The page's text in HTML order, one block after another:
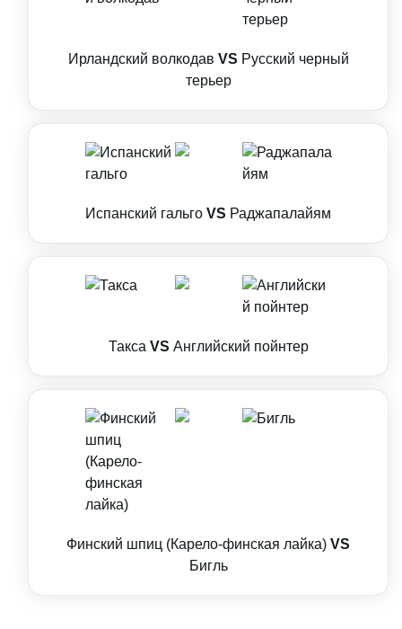
Ирландский волкодав VS Русский черный
терьер
Испанский гальго VS Раджапалайям
Такса VS Английский пойнтер
Финский шпиц (Карело-финская лайка) VS
Бигль